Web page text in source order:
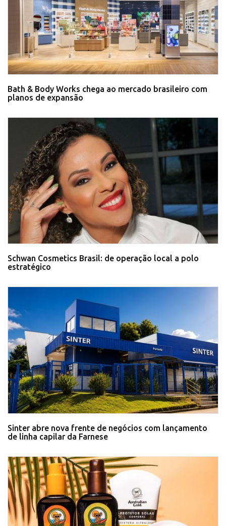
Bath & Body Works chega ao mercado brasileiro com
planos de expansão
Schwan Cosmetics Brasil: de operação local a polo
estratégico
Sinter abre nova frente de negócios com lançamento
de linha capilar da Farnese